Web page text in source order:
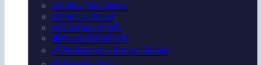
⚖️Fallos Vínculantes
⚖️PodCast Penal
⚖️Doctrina del MP.
💲Penal PREMIUM
🖊️Publicar en la Revista Digital